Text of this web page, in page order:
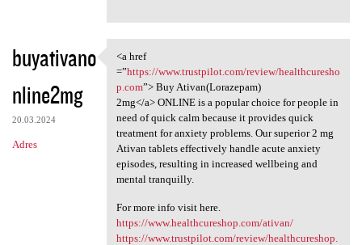
buyativano
nline2mg
20.03.2024
Adres
<a href =”https://www
<a href
=”https://www.trustpilot.com/review/healthcuresho
p.com”> Buy Ativan(Lorazepam)
2mg</a> ONLINE is a popular choice for people in
need of quick calm because it provides quick
treatment for anxiety problems. Our superior 2 mg
Ativan tablets effectively handle acute anxiety
episodes, resulting in increased wellbeing and
mental tranquilly.
For more info visit here.
https://www.healthcureshop.com/ativan/
https://www.trustpilot.com/review/healthcureshop.